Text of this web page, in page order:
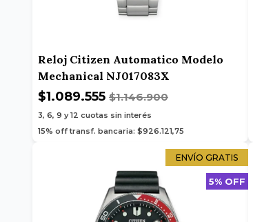
Reloj Citizen Automatico Modelo
Mechanical NJ017083X
$1.089.555 $1.146.900
3, 6, 9 y 12 cuotas sin interés
15% off transf. bancaria: $926.121,75
ENVÍO GRATIS
5% OFF